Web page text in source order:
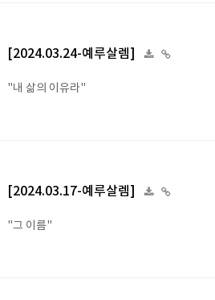
[2024.03.24-예루살렘]
"내 삶의 이유라"
[2024.03.17-예루살렘]
"그 이름"